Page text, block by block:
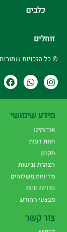
כלבים
זוחלים
© כל הזכויות שמורות.
מידע שימושי
אודותינו
חוות דעות
תקנון
הצהרת נגישות
מדיניות משלוחים
חנויות חיות
מבצעי החודש
צור קשר